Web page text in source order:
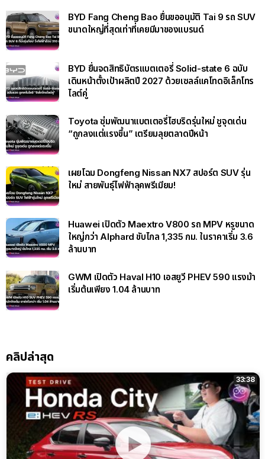
BYD Fang Cheng Bao ยื่นขออนุมัติ Tai 9 รถ SUV
ขนาดใหญ่ที่สุดเท่าที่เคยมีมาของแบรนด์
BYD ยื่นจดสิทธิบัตรแบตเตอรี่ Solid-state 6 ฉบับ
เดินหน้าตั้งเป้าผลิตปี 2027 ด้วยเซลล์แคโทดอิเล็กโทร
ไลต์คู่
Toyota ซุ่มพัฒนาแบตเตอรี่ไฮบริดรุ่นใหม่ ชูจุดเด่น
“ถูกลงแต่แรงขึ้น” เตรียมลุยตลาดปีหน้า
เผยโฉม Dongfeng Nissan NX7 สปอร์ต SUV รุ่น
ใหม่ สายพันธุ์ไฟฟ้าลุคพรีเมียม!
Huawei เปิดตัว Maextro V800 รถ MPV หรูขนาด
ใหญ่กว่า Alphard ขับไกล 1,335 กม. ในราคาเริ่ม 3.6
ล้านบาท
GWM เปิดตัว Haval H10 เอสยูวี PHEV 590 แรงม้า
เริ่มต้นเพียง 1.04 ล้านบาท
คลิปล่าสุด
33:38